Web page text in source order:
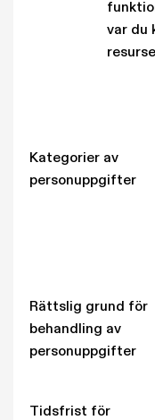
var du
Kategorier av
personuppgifter
Rättslig grund för
behandling av
personuppgifter
Tidsfrist för